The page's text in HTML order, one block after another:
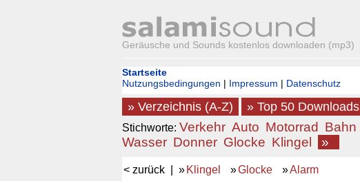
Geräusche und Sounds kostenlos downloaden (mp3)
Startseite
Nutzungsbedingungen | Impressum | Datenschutz
» Verzeichnis (A-Z) » Top 50 Downloads
Stichworte: Verkehr Auto Motorrad Bahn
Wasser Donner Glocke Klingel »
< zurück | » Klingel »Glocke »Alarm